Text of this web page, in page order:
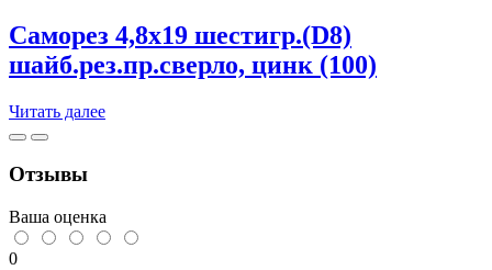
Саморез 4,8х19 шестигр.(D8)
шайб.рез.пр.сверло, цинк (100)
Читать далее
Отзывы
Ваша оценка
0